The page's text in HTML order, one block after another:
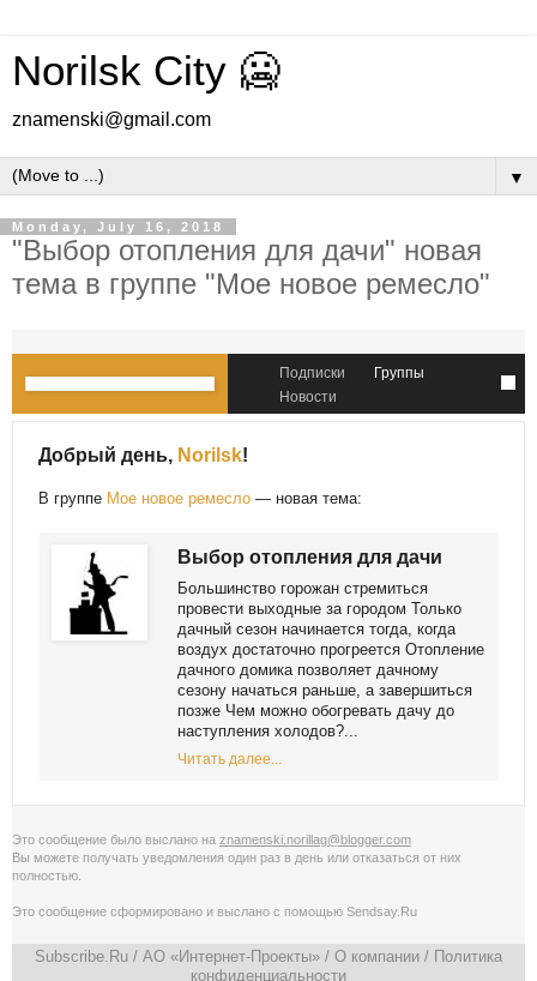
Norilsk City 🥶
znamenski@gmail.com
▼
Monday, July 16, 2018
"Выбор отопления для дачи" новая
тема в группе "Мое новое ремесло"
Подписки
Группы
Новости
Добрый день, Norilsk!
В группе Мое новое ремесло — новая тема:
Выбор отопления для дачи
Большинство горожан стремиться
провести выходные за городом Только
дачный сезон начинается тогда, когда
воздух достаточно прогреется Отопление
дачного домика позволяет дачному
сезону начаться раньше, а завершиться
позже Чем можно обогревать дачу до
наступления холодов?...
Читать далее...
Это сообщение было выслано на znamenski.norillag@blogger.com
Вы можете получать уведомления один раз в день или отказаться от них
полностью
Это сообщение сформировано и выслано с помощью Sendsay.Ru
Subscribe.Ru / АО «Интернет-Проекты» / О компании / Политика
конфиденциальности